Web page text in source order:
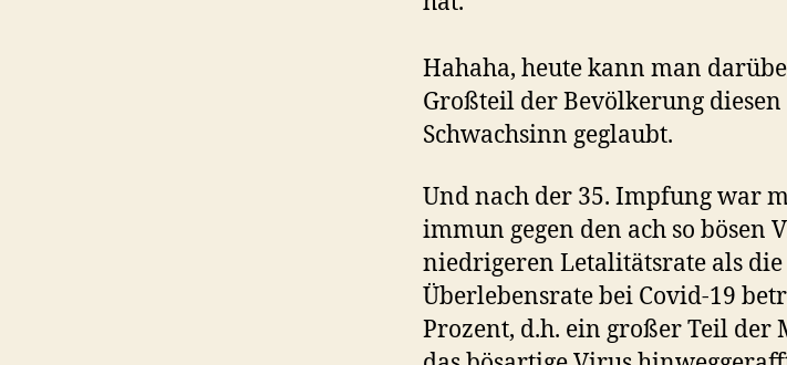
Hahaha, heute kann man
Großteil der Bevölkerung
Schwachsinn geglaubt.
Und nach der 35. Impfung war
immun gegen den ach so bösen
niedrigeren Letalitätsrate als
Überlebensrate bei Covid-19
Prozent, d.h. ein großer Teil der